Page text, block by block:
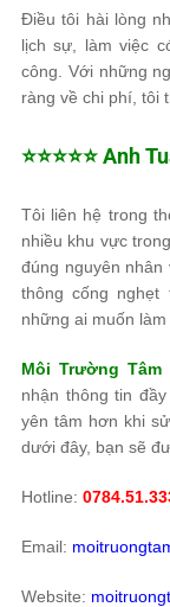
Điều tôi hài lòng
lịch sự, làm việc
công. Với những
ràng về chi phí, tôi
⭐️⭐️⭐️⭐️⭐️ Anh
Tôi liên hệ trong
nhiều khu vực
đúng nguyên
thông cống
những ai muốn
Môi Trường Tâm
nhận thông tin
yên tâm hơn khi
dưới đây, bạn sẽ
Hotline:
Email:
Website: